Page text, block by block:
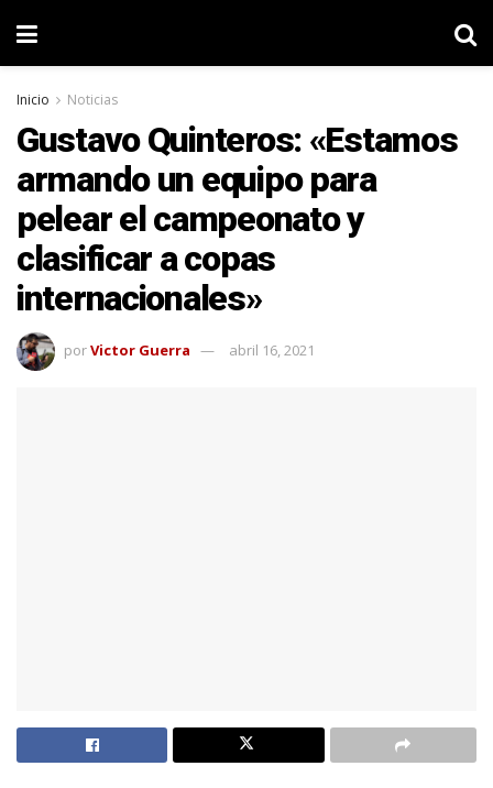
Inicio Noticias
Gustavo Quinteros: «Estamos
armando un equipo para
pelear el campeonato y
clasificar a copas
internacionales»
porVictor Guerra abril 16, 2021